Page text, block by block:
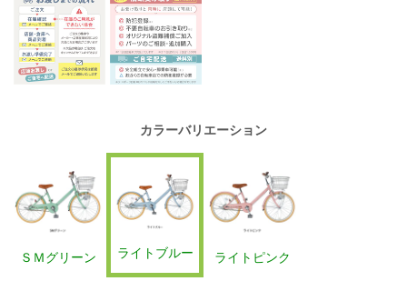
カラーバリエーション
ＳＭグリーン ライトブルー ライトピンク